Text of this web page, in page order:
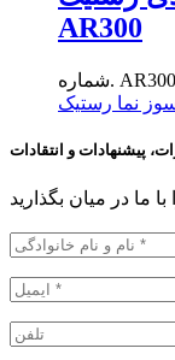
AR300
نما رستیک
پیشنهادات و انتقادات